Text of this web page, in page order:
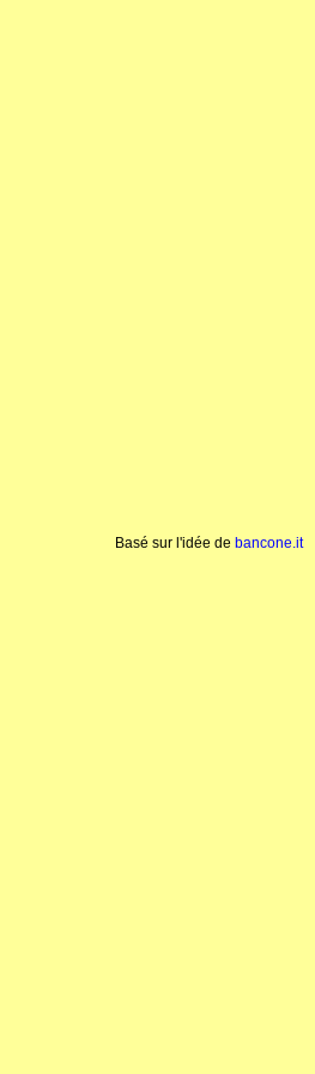
Basé sur l'idée de bancone.it